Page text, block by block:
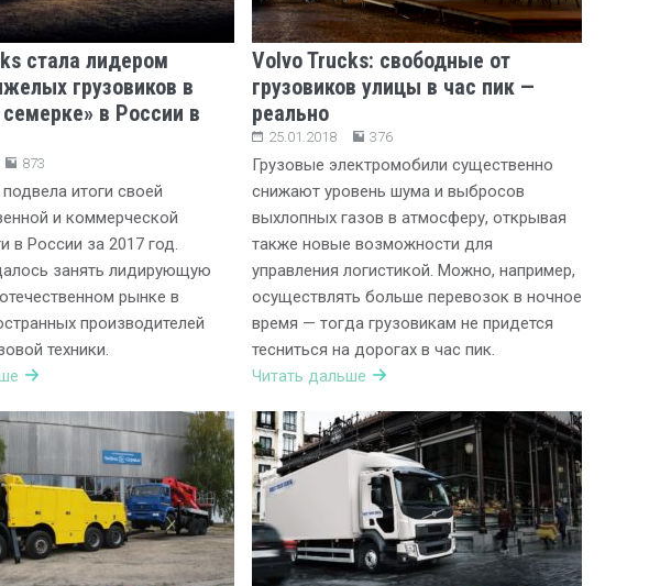
стала лидером
грузовиков в
в России в
873
итоги своей
и коммерческой
в России за 2017 год.
занять лидирующую
рынке в
производителей
техники.
Volvo Trucks: свободные от
грузовиков улицы в час пик —
реально
25.01.2018 376
Грузовые электромобили существенно
снижают уровень шума и выбросов
выхлопных газов в атмосферу, открывая
также новые возможности для
управления логистикой. Можно, например,
осуществлять больше перевозок в ночное
время — тогда грузовикам не придется
тесниться на дорогах в час пик.
Читать дальше